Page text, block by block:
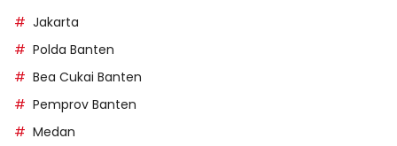
Jakarta
Polda Banten
Bea Cukai Banten
Pemprov Banten
Medan